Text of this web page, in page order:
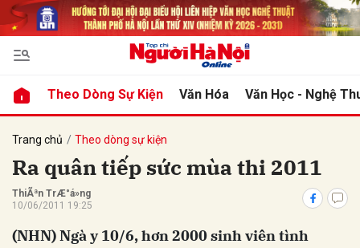
Theo Dòng Sự Kiện Văn Hóa Văn Học - Nghệ
Trang chủ Theo dòng sự kiện
Ra quân tiếp sức mùa thi 2011
ThiÃªn TrÆ°á»ng
10/06/2011 19:25
(NHN) Ngà y 10/6, hơn 2000 sinh viên tình
luận